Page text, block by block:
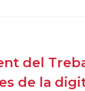
del
de la